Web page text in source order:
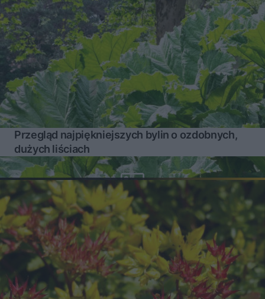
Przegląd najpiękniejszych bylin o ozdobnych,
dużych liściach